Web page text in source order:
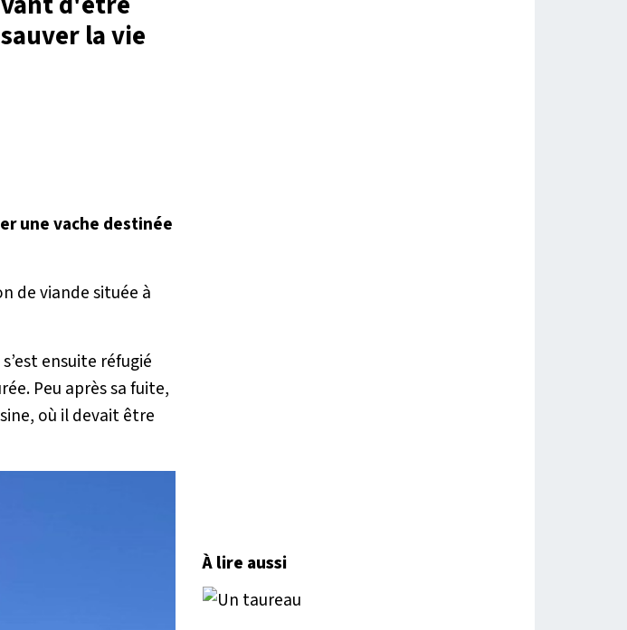
la vie
une vache destinée
de viande située à
ensuite réfugié
Peu après sa fuite,
où il devait être
À lire aussi